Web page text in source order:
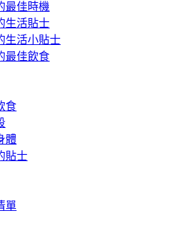
最佳時機
生活貼士
生活小貼士
最佳飲食
食
體
貼士
單